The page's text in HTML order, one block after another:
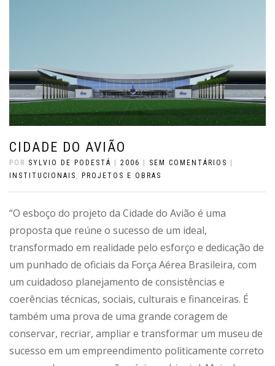
CIDADE DO AVIÃO
POR SYLVIO DE PODESTÁ 2006 SEM COMENTÁRIOS
INSTITUCIONAIS , PROJETOS E OBRAS
“O esboço do projeto da Cidade do Avião é uma
proposta que reúne o sucesso de um ideal,
transformado em realidade pelo esforço e dedicação de
um punhado de oficiais da Força Aérea Brasileira, com
um cuidadoso planejamento de consistências e
coerências técnicas, sociais, culturais e financeiras. É
também uma prova de uma grande coragem de
conservar, recriar, ampliar e transformar um museu de
sucesso em um empreendimento politicamente correto